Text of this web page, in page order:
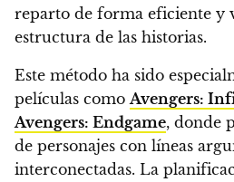
reparto de forma eficiente y
estructura de las historias.
Este método ha sido
películas como Avengers:
Avengers: Endgame, donde
de personajes con líneas
interconectadas. La